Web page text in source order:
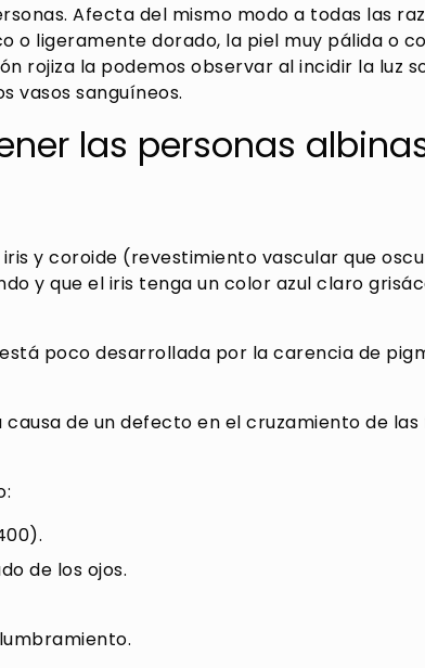
Afecta del mismo modo a todas las
ligeramente dorado, la piel muy pálida o
rojiza la podemos observar al incidir la luz
vasos sanguíneos.
las personas
y coroide (revestimiento vascular que
y que el iris tenga un color azul claro
poco desarrollada por la carencia de
de un defecto en el cruzamiento de
de los ojos.